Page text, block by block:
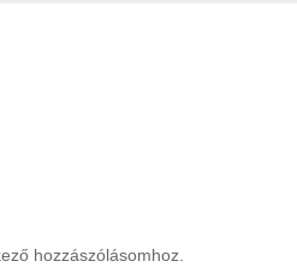
hozzászólásomhoz.